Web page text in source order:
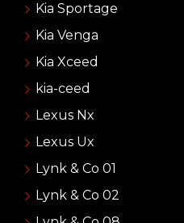
Kia Sportage
Kia Venga
Kia Xceed
kia-ceed
Lexus Nx
Lexus Ux
Lynk & Co 01
Lynk & Co 02